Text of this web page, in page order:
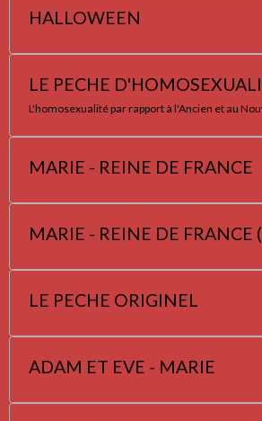
HALLOWEEN
LE PECHE
L'homosexualité par rapport à l'Ancien et au
MARIE - REINE DE FRANCE
MARIE - REINE DE FRANCE
LE PECHE ORIGINEL
ADAM ET EVE - MARIE